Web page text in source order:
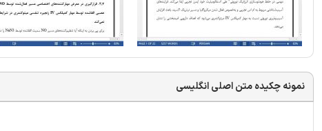
نمونه چکیده متن اصلی انگلیسی